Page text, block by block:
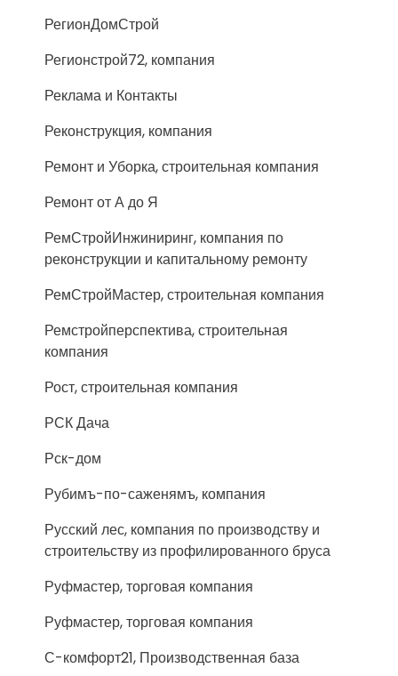
РегионДомСтрой
Регионстрой72, компания
Реклама и Контакты
Реконструкция, компания
Ремонт и Уборка, строительная компания
Ремонт от А до Я
РемСтройИнжиниринг, компания по
реконструкции и капитальному ремонту
РемСтройМастер, строительная компания
Ремстройперспектива, строительная
компания
Рост, строительная компания
РСК Дача
Рск-дом
Рубимъ-по-саженямъ, компания
Русский лес, компания по производству и
строительству из профилированного бруса
Руфмастер, торговая компания
Руфмастер, торговая компания
С-комфорт21, Производственная база